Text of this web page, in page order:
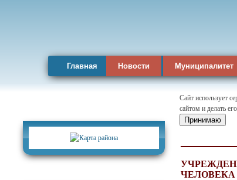
Главная Новости Муниципалитет
Сайт использует
сайтом и делать
Принимаю
ЧЕЛОВЕКА